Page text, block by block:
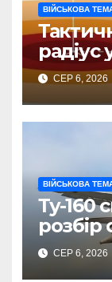
ВІЙСЬКОВА
радіус
СЕР 6, 2026
ВІЙСЬКОВА
Ту-160
розбір
СЕР 6, 2026